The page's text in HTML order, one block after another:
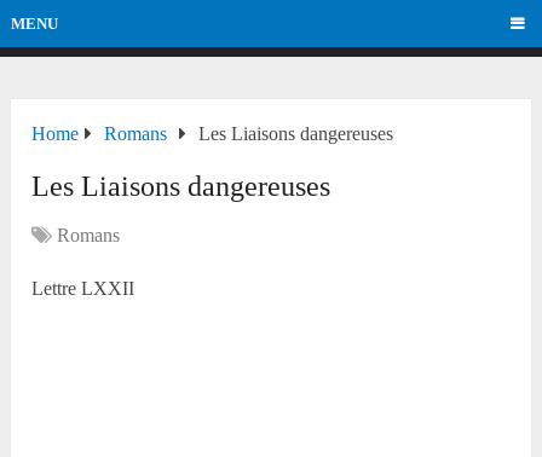
MENU
Home Romans Les Liaisons dangereuses
Les Liaisons dangereuses
Romans
Lettre LXXII